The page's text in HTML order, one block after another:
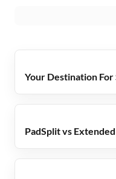
Your Destination
PadSplit vs